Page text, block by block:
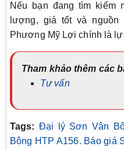
Nếu bạn đang tìm kiếm
lượng, giá tốt và nguồn
Phương Mỹ Lợi chính là
Tham khảo thêm các
Tư vấn
Tags: Đại lý Sơn Vân
Bông HTP A156. Báo giá